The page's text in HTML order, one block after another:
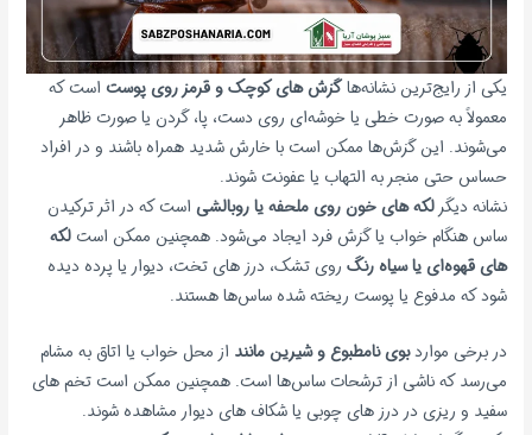
یکی از رایج‌ترین نشانه‌هاگزش های کوچک و قرمز روی پوست است که
معمولاً به صورت خطی یا خوشه‌ای روی دست، پا، گردن یا صورت ظاهر
می‌شوند. این گزش‌ها ممکن است با خارش شدید همراه باشند و در افراد
حساس حتی منجر به التهاب یا عفونت شوند.
نشانه دیگرلکه های خون روی ملحفه یا روبالشی است که در اثر ترکیدن
ساس هنگام خواب یا گزش فرد ایجاد می‌شود. همچنین ممکن استلکه
های قهوه‌ای یا سیاه رنگ روی تشک، درز های تخت، دیوار یا پرده دیده
شود که مدفوع یا پوست ریخته شده ساس‌ها هستند.
در برخی مواردبوی نامطبوع و شیرین مانند از محل خواب یا اتاق به مشام
می‌رسد که ناشی از ترشحات ساس‌ها است. همچنین ممکن است تخم های
سفید و ریزی در درز های چوبی یا شکاف های دیوار مشاهده شوند.